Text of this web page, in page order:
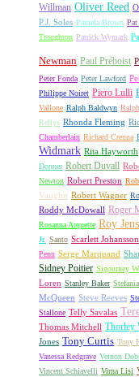
Willman Oliver Reed
P.J. Soles Pamela Brown
Troughton Patrick Wymark
Newman Paul Préboist
Peter Fonda Peter Lawford
Philippe Noiret Piero Lulli
Vallone Ralph Baldwyn
Rellys Rhonda Fleming
Chamberlain Richard Crenna
Widmark Rita Hayworth
Donner Robert Duvall
Newton Robert Preston
Vaughn Robert Wagner
Roddy McDowall Roger
Rosanna Arquette Roy
Jr. Santo Scarlett Johansson
Penn Serge Marquand
Sidney Poitier Sigourney
Loren Stanley Baker
McQueen Steve Reeves
Stallone Telly Savalas
Thomas Mitchell Thorley
Jones Tony Curtis Tony
Vanessa Redgrave Vernon
Vincent Schiavelli Virna Lisi